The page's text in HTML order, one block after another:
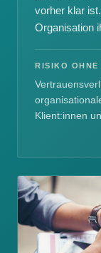
vorher klar
Organisation
RISIKO OHNE
Klient:innen